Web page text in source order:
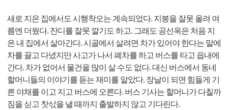
새로 지은 집에서도 시행착오는 계속되었다. 지붕을 잘못 올려 여
름엔 더웠다. 잔디를 잘못 깔기도 하고. 그래도 공선옥은 처음 지
은 내 집에서 살아간다. 시골에서 살려면 차가 있어야 한다는 말에
차를 끌고 다녔지만 사고가 나서 폐차를 하고 버스를 타고 읍내에
간다. 차가 없어서 물건을 많이 살 수도 없다. 대신 버스에서 동네
할머니들의 이야기를 듣는 재미를 알았다. 장날이 되면 힘들게 기
른 야채를 이고 지고 버스에 오른다. 버스 기사는 할머니가 다칠까
짐을 싣고 찻삯을 낼 때까지 출발하지 않고 기다린다.